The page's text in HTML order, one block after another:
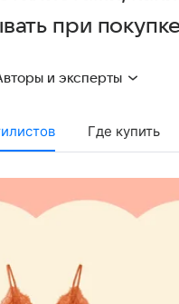
при
и эксперты
Где купить